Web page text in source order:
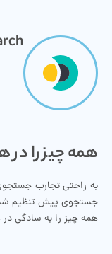
همه چیز را
به راحتی تجارب
جستجوی پیش تنظیم شده
همه چیز را به سادگی